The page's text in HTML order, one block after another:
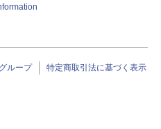
ループ 特定商取引法に基づく表示